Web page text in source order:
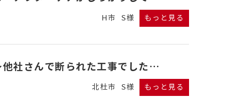
H市 S様 もっと見る
社さんで断られた工事でした…
北杜市 S様 もっと見る